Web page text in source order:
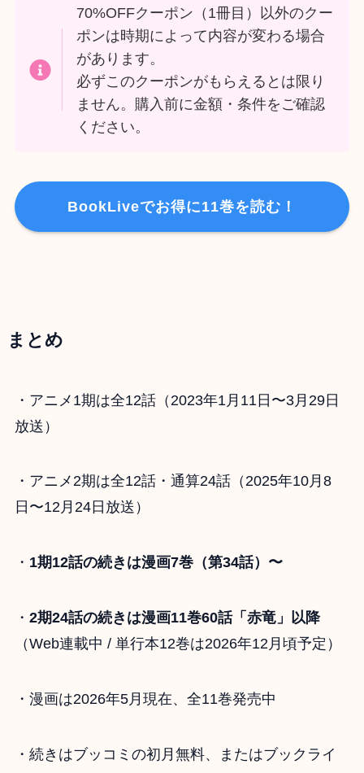
70%OFFクーポン（1冊目）以外のクー
ポンは時期によって内容が変わる場合
があります。
必ずこのクーポンがもらえるとは限り
ません。購入前に金額・条件をご確認
ください。
BookLiveでお得に11巻を読む！
まとめ
・アニメ1期は全12話（2023年1月11日〜3月29日
放送）
・アニメ2期は全12話・通算24話（2025年10月8
日〜12月24日放送）
・ 1期12話の続きは漫画7巻（第34話）〜
・ 2期24話の続きは漫画11巻60話「赤竜」以降
（Web連載中 / 単行本12巻は2026年12月頃予定）
・漫画は2026年5月現在、全11巻発売中
・続きはブッコミの初月無料、またはブックライ